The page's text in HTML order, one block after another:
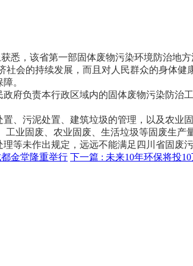
，该省第一部固体废物污染环境防治地
会的持续发展，而且对人民群众的身体健
。
负责本行政区域内的固体废物污染防治
污泥处置、建筑垃圾的管理，以及农业
固废、农业固废、生活垃圾等固废生产
等未作出规定，远远不能满足四川省固废污
金堂隆重举行 下一篇 : 未来10年环保将投